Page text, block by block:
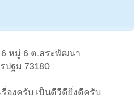
หมู่ 6 ต.สระพัฒนา
ปฐม 73180
องครับ เป็นดีวีดียิ่งดีครับ